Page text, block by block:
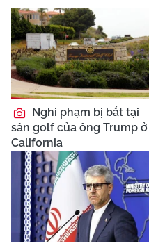
Nghi phạm bị bắt tại
sân golf của ông Trump ở
California